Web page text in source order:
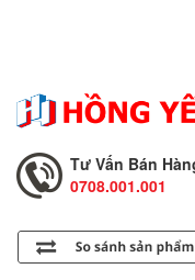
Hỗ Trợ Kỹ Thuật
0708.002.002
0708.001.001
Hỗ Trợ Kỹ Thuật
Tư Vấn Bán Hàng
0708.001.001